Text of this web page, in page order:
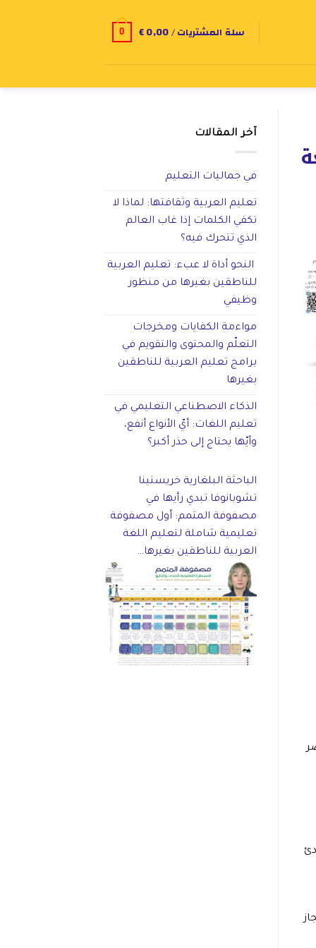
سلة المشتريات / €0,00
0
آخر المقالات
في جماليات التعليم
تعليم العربية وثقافتها: لماذا لا
تكفي الكلمات إذا غاب العالم
الذي تتحرك فيه؟
النحو أداة لا عبء: تعليم العربية
للناطقين بغيرها من منظور
وظيفي
مواءمة الكفايات ومخرجات
التعلّم والمحتوى والتقويم في
برامج تعليم العربية للناطقين
بغيرها
الذكاء الاصطناعي التعليمي في
تعليم اللغات: أيّ الأنواع أنفع،
وأيّها يحتاج إلى حذر أكبر؟
الباحثة البلغارية خريستينا
تشوبانوفا تبدي رأيها في
مصفوفة المتمم: أول مصفوفة
تعليمية شاملة لتعليم اللغة
العربية للناطقين بغيرها…